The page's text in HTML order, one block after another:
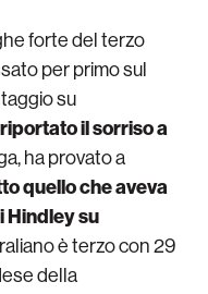
forte del terzo
per primo sul
su
il sorriso a
ha provato a
quello che aveva
Hindley su
è terzo con 29
della